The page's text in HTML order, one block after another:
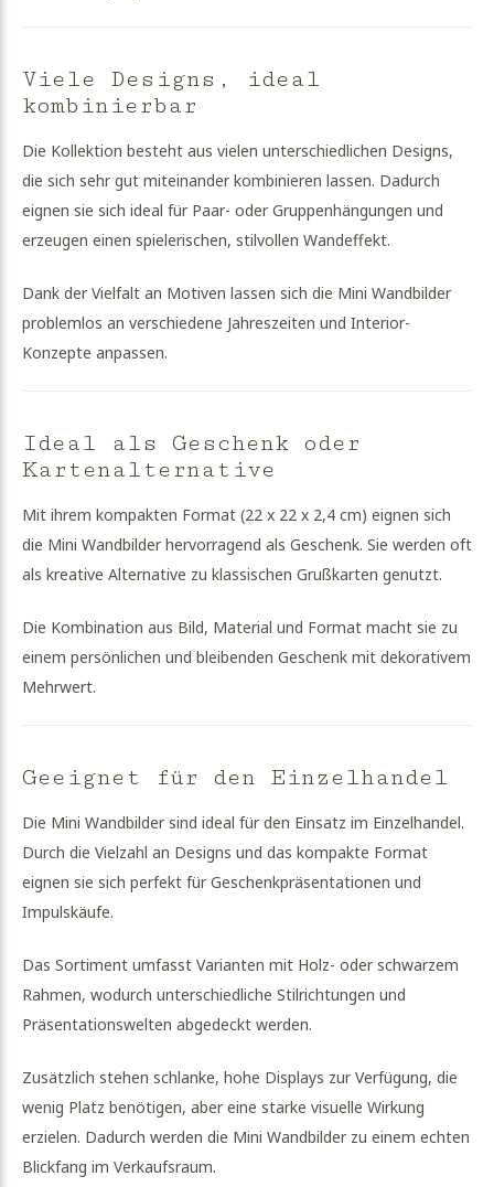
Viele Designs, ideal
kombinierbar
Die Kollektion besteht aus vielen unterschiedlichen Designs,
die sich sehr gut miteinander kombinieren lassen. Dadurch
eignen sie sich ideal für Paar- oder Gruppenhängungen und
erzeugen einen spielerischen, stilvollen Wandeffekt.
Dank der Vielfalt an Motiven lassen sich die Mini Wandbilder
problemlos an verschiedene Jahreszeiten und Interior-
Konzepte anpassen.
Ideal als Geschenk oder
Kartenalternative
Mit ihrem kompakten Format (22 x 22 x 2,4 cm) eignen sich
die Mini Wandbilder hervorragend als Geschenk. Sie werden oft
als kreative Alternative zu klassischen Grußkarten genutzt.
Die Kombination aus Bild, Material und Format macht sie zu
einem persönlichen und bleibenden Geschenk mit dekorativem
Mehrwert.
Geeignet für den Einzelhandel
Die Mini Wandbilder sind ideal für den Einsatz im Einzelhandel.
Durch die Vielzahl an Designs und das kompakte Format
eignen sie sich perfekt für Geschenkpräsentationen und
Impulskäufe.
Das Sortiment umfasst Varianten mit Holz- oder schwarzem
Rahmen, wodurch unterschiedliche Stilrichtungen und
Präsentationswelten abgedeckt werden.
Zusätzlich stehen schlanke, hohe Displays zur Verfügung, die
wenig Platz benötigen, aber eine starke visuelle Wirkung
erzielen. Dadurch werden die Mini Wandbilder zu einem echten
Blickfang im Verkaufsraum.